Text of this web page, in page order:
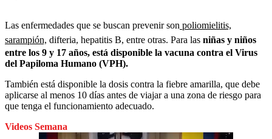
Las enfermedades que se buscan prevenir son poliomielitis,
sarampión, difteria, hepatitis B, entre otras. Para las niñas y niños
entre los 9 y 17 años, está disponible la vacuna contra el Virus
del Papiloma Humano (VPH).
También está disponible la dosis contra la fiebre amarilla, que debe
aplicarse al menos 10 días antes de viajar a una zona de riesgo para
que tenga el funcionamiento adecuado.
Videos Semana